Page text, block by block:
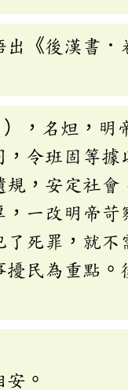
《後漢書
，名炟，明
令班固等
，安定社
一改明帝
死罪，就
民為重點
。